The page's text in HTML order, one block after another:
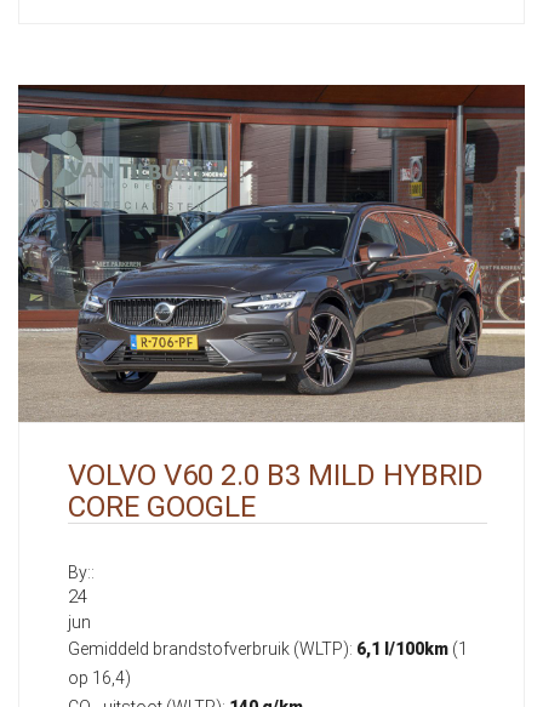
VOLVO V60 2.0 B3 MILD HYBRID
CORE GOOGLE
By::
24
jun
Gemiddeld brandstofverbruik (WLTP): 6,1 l/100km (1
op 16,4)